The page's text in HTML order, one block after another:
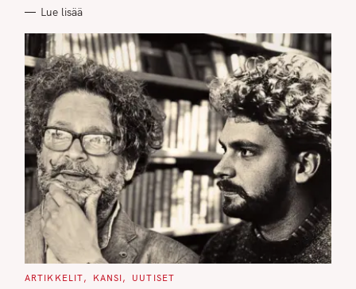
S
Lue lisää
C
ARTIKKELIT KANSI UUTISET